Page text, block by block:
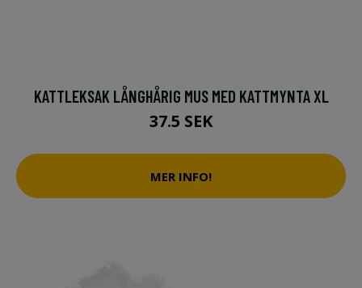
KATTLEKSAK LÅNGHÅRIG MUS MED KATTMYNTA XL
37.5 SEK
MER INFO!